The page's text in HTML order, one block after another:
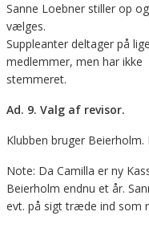
Sanne Loebner stiller op og
vælges.
Suppleanter deltager på
medlemmer, men har ikke
stemmeret.
Ad. 9. Valg af revisor.
Klubben bruger
Note: Da Camilla er ny
Beierholm endnu et år.
evt. på sigt træde ind som